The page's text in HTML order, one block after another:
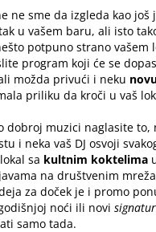
ne sme da izgleda kao još
u vašem baru, ali isto
potpuno strano vašem
program koji će se
možda privući i neku
priliku da kroči u vaš
dobroj muzici naglasite to,
i neka vaš DJ osvoji
sa kultnim koktelima
na društvenim
za doček je i promo
noći ili novi
samo tada.